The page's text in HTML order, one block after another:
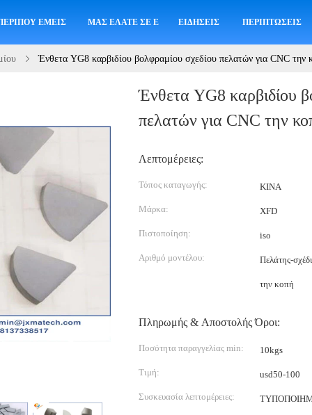
ΕΜΕΊΣ ΜΑΣ ΕΛΆΤΕ ΣΕ ΕΠΑΦΉ ΜΕΕΙΔΉΣΕΙΣ ΠΕΡΙΠΤΏΣΕΙΣ
Ένθετα YG8 καρβιδίου βολφραμίου σχεδίου πελατών για CNC την
Ένθετα YG8 καρβιδίου
πελατών για CNC την
Λεπτομέρειες:
Τόπος καταγωγής: ΚΙΝΑ
Μάρκα: XFD
Πιστοποίηση: iso
Αριθμό μοντέλου: Πελάτης-
την κοπή
Πληρωμής & Αποστολής Όροι:
Ποσότητα παραγγελίας min: 10kgs
Τιμή: usd50-100
Συσκευασία λεπτομέρειες: